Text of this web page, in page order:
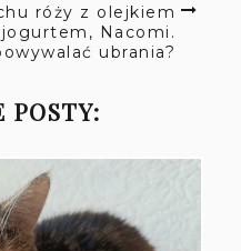
róży z olejkiem
Nacomi.
ubrania?
POSTY: